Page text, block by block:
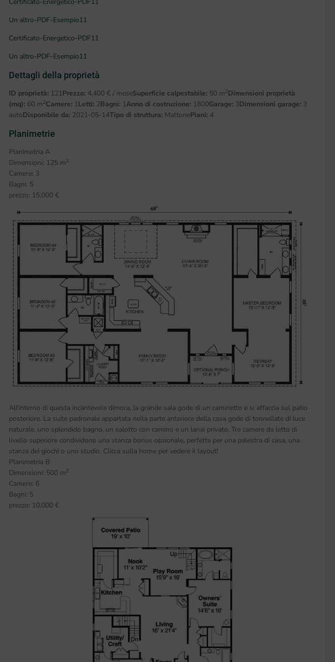
Un altro-PDF-Esempio11
Certificato-Energetico-PDF11
Un altro-PDF-Esempio11
Dettagli della proprietà
ID proprietà: 121Prezzo: 4,400 € / meseSuperficie calpestabile: 50 m2Dimensioni proprietà
(mq): 60 m2Camere: 1Letti: 2Bagni: 1Anno di costruzione: 1800Garage: 3Dimensioni garage: 3
autoDisponibile da: 2021-05-14Tipo di struttura: MattonePiani: 4
Planimetrie
Planimetria A
Dimensioni: 125 m2
Camere: 3
Bagni: 5
prezzo: 15,000 €
All'interno di questa incantevole dimora, la grande sala gode di un caminetto e si affaccia sul patio
posteriore. La suite padronale appartata nella parte anteriore della casa gode di tonnellate di luce
naturale, uno splendido bagno, un salotto con camino e un lanai privato. Tre camere da letto di
livello superiore condividono una stanza bonus opzionale, perfetta per una palestra di casa, una
stanza dei giochi o uno studio. Clicca sulla home per vedere il layout!
Planimetria B
Dimensioni: 500 m2
Camere: 6
Bagni: 5
prezzo: 10,000 €